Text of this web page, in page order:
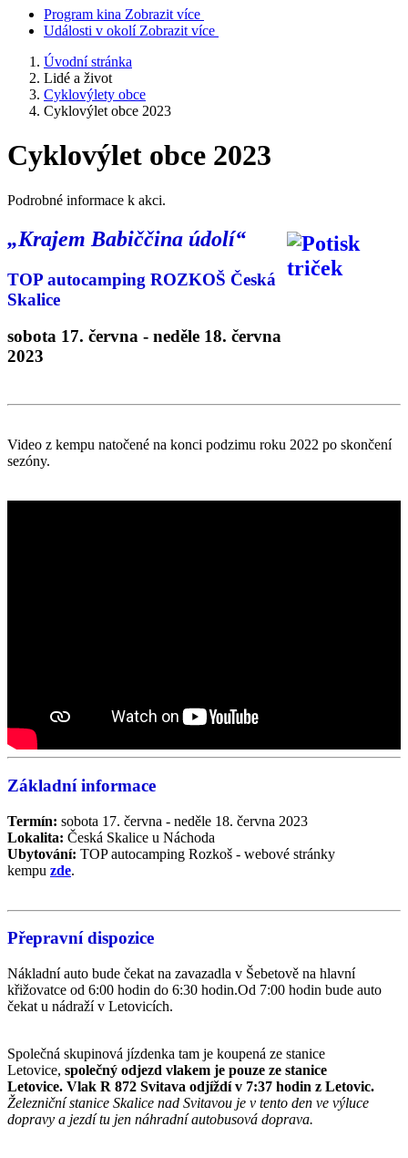
Program kina Zobrazit více
Události v okolí Zobrazit více
Úvodní stránka
Lidé a život
Cyklovýlety obce
Cyklovýlet obce 2023
Cyklovýlet obce 2023
Podrobné informace k akci.
„Krajem Babiččina údolí“
TOP autocamping ROZKOŠ Česká
Skalice
sobota 17. června - neděle 18. června
2023
Video z kempu natočené na konci podzimu roku 2022 po skončení
sezóny.
Základní informace
Termín: sobota 17. června - neděle 18. června 2023
Lokalita: Česká Skalice u Náchoda
Ubytování: TOP autocamping Rozkoš - webové stránky
kempu zde.
Přepravní dispozice
Nákladní auto bude čekat na zavazadla v Šebetově na hlavní
křižovatce od 6:00 hodin do 6:30 hodin.Od 7:00 hodin bude auto
čekat u nádraží v Letovicích.
Společná skupinová jízdenka tam je koupená ze stanice
Letovice, společný odjezd vlakem je pouze ze stanice
Letovice. Vlak R 872 Svitava odjíždí v 7:37 hodin z Letovic.
Železniční stanice Skalice nad Svitavou je v tento den ve výluce
dopravy a jezdí tu jen náhradní autobusová doprava.